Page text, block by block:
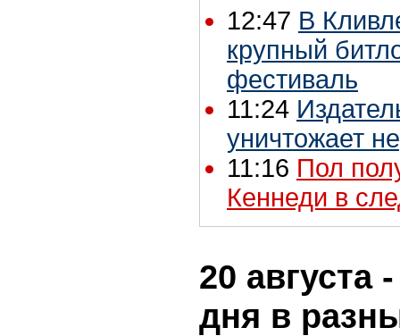
12:47 В
крупный
фестиваль
11:24
уничтожает
11:16 Пол
Кеннеди в
20 августа
дня в